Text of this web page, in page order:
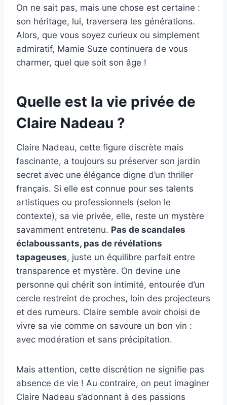
On ne sait pas, mais une chose est certaine :
son héritage, lui, traversera les générations.
Alors, que vous soyez curieux ou simplement
admiratif, Mamie Suze continuera de vous
charmer, quel que soit son âge !
Quelle est la vie privée de
Claire Nadeau ?
Claire Nadeau, cette figure discrète mais
fascinante, a toujours su préserver son jardin
secret avec une élégance digne d’un thriller
français. Si elle est connue pour ses talents
artistiques ou professionnels (selon le
contexte), sa vie privée, elle, reste un mystère
savamment entretenu. Pas de scandales
éclaboussants, pas de révélations
tapageuses, juste un équilibre parfait entre
transparence et mystère. On devine une
personne qui chérit son intimité, entourée d’un
cercle restreint de proches, loin des projecteurs
et des rumeurs. Claire semble avoir choisi de
vivre sa vie comme on savoure un bon vin :
avec modération et sans précipitation.
Mais attention, cette discrétion ne signifie pas
absence de vie ! Au contraire, on peut imaginer
Claire Nadeau s’adonnant à des passions